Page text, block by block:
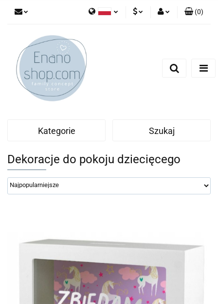
English
(0)
Kategorie Szukaj
Dekoracje do pokoju dziecięcego